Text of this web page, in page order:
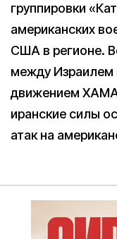
группировки
американских
США в регионе.
между Израилем
движением
иранские силы
атак на